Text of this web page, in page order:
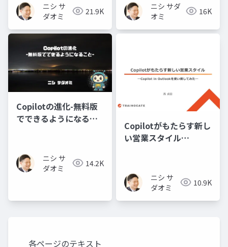
ニシ サ
ダオミ
21.9K
ニシ サダ
オミ
16K
Copilotの進化-無料版
でできるようになるこ
ニシ サ
ダオミ
14.2K
Copilotがもたらす新し
い営業スタイル
ニシ サ
ダオミ
10.9K
各ページのテキスト